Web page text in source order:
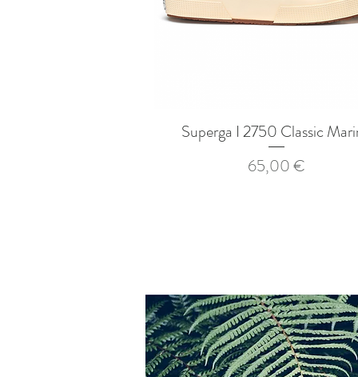
Aperçu rapide
Superga I 2750 Classic
Prix
65,00 €